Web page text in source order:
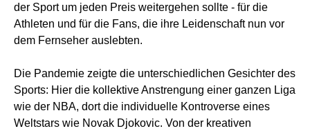
der Sport um jeden Preis weitergehen sollte - für die
Athleten und für die Fans, die ihre Leidenschaft nun vor
dem Fernseher auslebten.
Die Pandemie zeigte die unterschiedlichen Gesichter des
Sports: Hier die kollektive Anstrengung einer ganzen Liga
wie der NBA, dort die individuelle Kontroverse eines
Weltstars wie Novak Djokovic. Von der kreativen